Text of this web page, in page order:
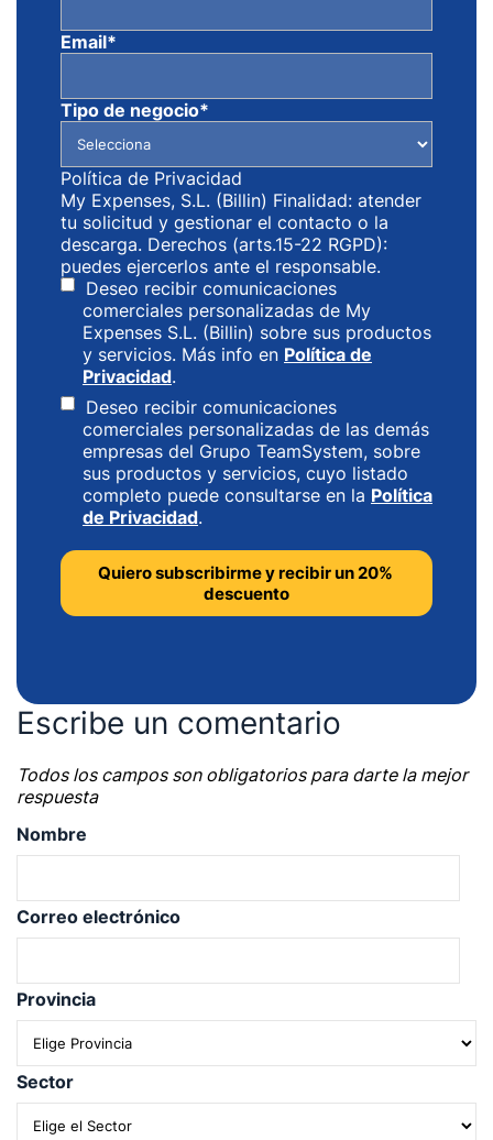
Email*
Tipo de negocio*
Política de Privacidad
My Expenses, S.L. (Billin) Finalidad: atender
tu solicitud y gestionar el contacto o la
descarga. Derechos (arts.15-22 RGPD):
puedes ejercerlos ante el responsable.
Deseo recibir comunicaciones
comerciales personalizadas de My
Expenses S.L. (Billin) sobre sus productos
y servicios. Más info en Política de
Privacidad.
Deseo recibir comunicaciones
comerciales personalizadas de las demás
empresas del Grupo TeamSystem, sobre
sus productos y servicios, cuyo listado
completo puede consultarse en la Política
de Privacidad.
Escribe un comentario
Todos los campos son obligatorios para darte la mejor
respuesta
Nombre
Correo electrónico
Provincia
Sector